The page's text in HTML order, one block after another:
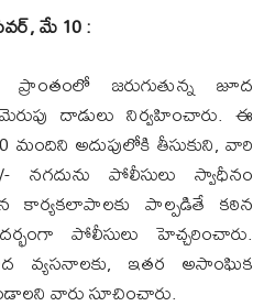
మే 10 :
జరుగుతున్న జూద
దాడులు నిర్వహించారు. ఈ
మందిని అదుపులోకి తీసుకుని, వారి
నగదును పోలీసులు స్వాధీనం
కార్యకలాపాలకు పాల్పడితే కఠిన
పోలీసులు హెచ్చరించారు.
వ్యసనాలకు, ఇతర అసాంఘిక
వారు సూచించారు.